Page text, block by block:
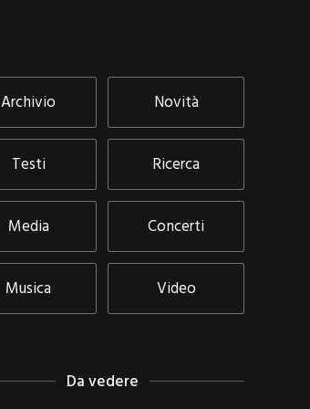
Archivio Novità
Testi Ricerca
Media Concerti
Musica Video
Da vedere